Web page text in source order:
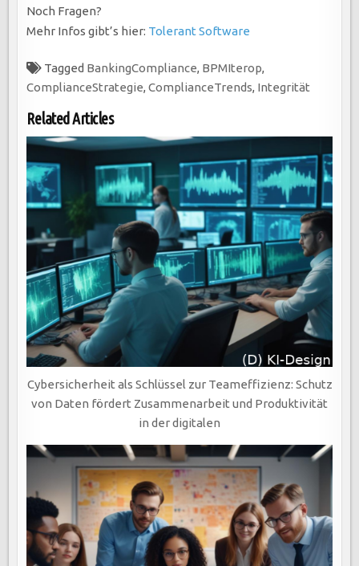
Noch Fragen?
Mehr Infos gibt’s hier: Tolerant Software
Tagged BankingCompliance, BPMIterop,
ComplianceStrategie,ComplianceTrends, Integrität
Related Articles
Cybersicherheit als Schlüssel zur Teameffizienz: Schutz
von Daten fördert Zusammenarbeit und Produktivität
in der digitalen